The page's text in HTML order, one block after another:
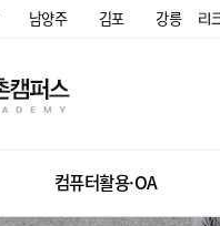
남양주 김포 강릉
컴퓨터활용·OA